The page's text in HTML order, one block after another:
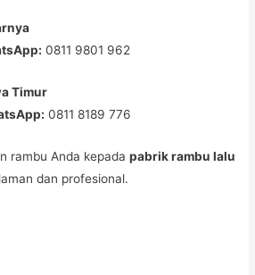
0811 9801 962
Timur
0811 8189 776
rambu Anda kepadapabrik rambu lalu
dan profesional.